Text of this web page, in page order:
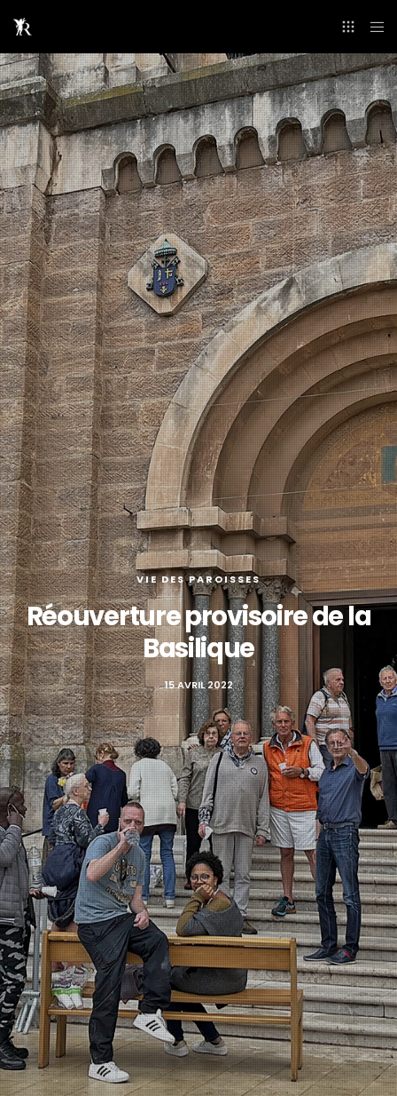
VIE DES PAROISSES
Réouverture provisoire de la
Basilique
15 AVRIL 2022